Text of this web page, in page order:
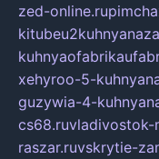
zed-online.ru
xehyroo-5-
guzywia-4-
cs68.ruvladivostok-
raszar.ruvskrytie-